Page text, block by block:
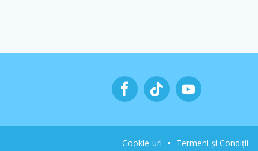
Cookie-uri Termeni și Condiții